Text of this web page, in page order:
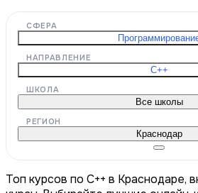
СФЕРА
НАПРАВЛЕНИЕ
C++
ШКОЛА
Все школы
РЕГИОН
Краснодар
Топ курсов по С++ в Краснодаре,